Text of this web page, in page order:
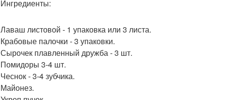
Ингредиенты:
Лаваш листовой - 1 упаковка или 3 листа.
Крабовые палочки - 3 упаковки.
Сырочек плавленный дружба - 3 шт.
Помидоры 3-4 шт.
Чеснок - 3-4 зубчика.
Майонез.